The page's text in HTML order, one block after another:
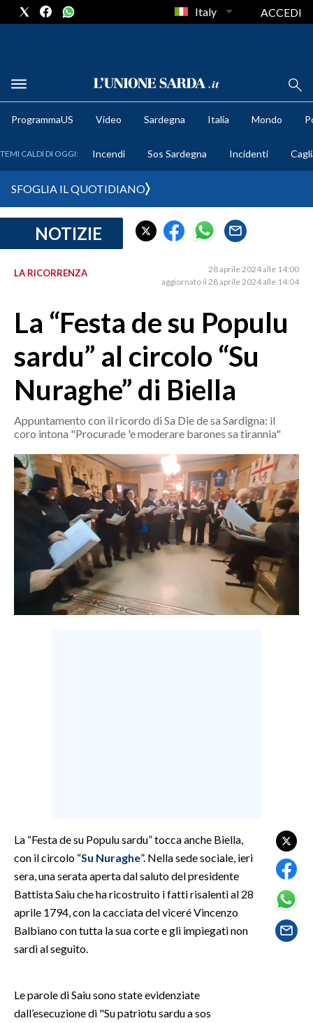
METEO
CRONACA SARDEGNA
PROVINCIA DI CAGLIARI
MEDIO CAMPIDANO
SASSARI E PROVINCIA
GALLURA
NUORO E PROVINCIA
OGLIASTRA
CRONACA
POLITICA
ECONOMIA
VOLLEY
MOTORI
TENNIS
CULTURA
GOSSIP
Italy ACCEDI
ProgrammaUS Video Sardegna Italia Mondo
TEMI CALDI DI OGGI: Incendi Sos Sardegna Incidenti
SFOGLIA IL QUOTIDIANO
NOTIZIE
LA RICORRENZA
28 aprile 2024 alle 14:00
aggiornato il 28 aprile 2024 alle 14:04
La “Festa de su Populu
sardu” al circolo “Su
Nuraghe” di Biella
Appuntamento con il ricordo di Sa Die de sa Sardigna: il
coro intona "Procurade 'e moderare barones sa tirannia"
La “Festa de su Populu sardu” tocca anche Biella,
con il circolo “Su Nuraghe”. Nella sede sociale, ieri
sera, una serata aperta dal saluto del presidente
Battista Saiu che ha ricostruito i fatti risalenti al 28
aprile 1794, con la cacciata del viceré Vincenzo
Balbiano con tutta la sua corte e gli impiegati non
sardi al seguito.
Le parole di Saiu sono state evidenziate
dall’esecuzione di "Su patriotu sardu a sos